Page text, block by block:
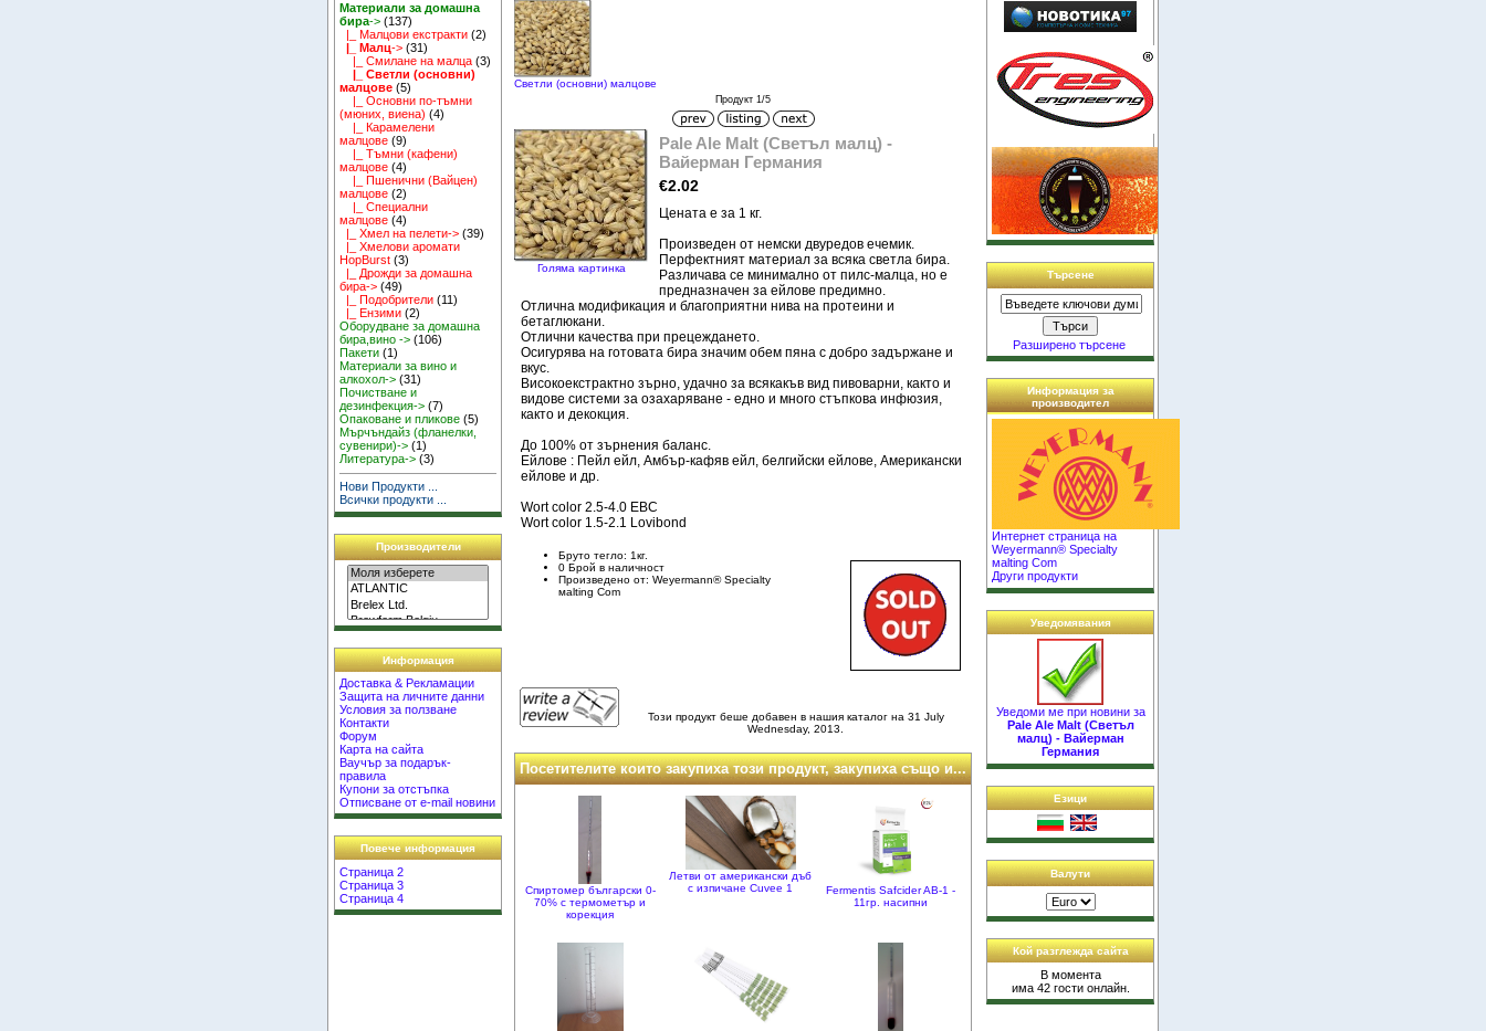
Материали за домашна
бира-> (137)
|_ Малцови екстракти (2)
|_ Малц-> (31)
|_ Смилане на малца (3)
|_ Светли (основни)
малцове (5)
|_ Основни по-тъмни
(мюних, виена) (4)
|_ Карамелени
малцове (9)
|_ Тъмни (кафени)
малцове (4)
|_ Пшенични (Вайцен)
малцове (2)
|_ Специални
малцове (4)
|_ Хмел на пелети-> (39)
|_ Хмелови аромати
HopBurst (3)
|_ Дрожди за домашна
бира-> (49)
|_ Подобрители (11)
|_ Ензими (2)
Оборудване за домашна
бира,вино -> (106)
Пакети (1)
Материали за вино и
алкохол-> (31)
Почистване и
дезинфекция-> (7)
Опаковане и пликове (5)
Мърчъндайз (фланелки,
сувенири)-> (1)
Литература-> (3)
Нови Продукти ...
Всички продукти ...
Производители
Информация
Доставка & Рекламации
Защита на личните данни
Условия за ползване
Контакти
Форум
Карта на сайта
Ваучър за подарък-
правила
Купони за отстъпка
Отписване от e-mail новини
Повече информация
Страница 2
Страница 3
Страница 4
Светли (основни) малцове
Продукт 1/5
Голяма картинка
Pale Ale Malt (Светъл малц) -
Вайерман Германия
€2.02
Цената е за 1 кг.
Произведен от немски двуредов ечемик.
Перфектният материал за всяка светла бира.
Различава се минимално от пилс-малца, но е
предназначен за ейлове предимно.
Отлична модификация и благоприятни нива на протеини и
бетаглюкани.
Отлични качества при прецеждането.
Осигурява на готовата бира значим обем пяна с добро задържане и
вкус.
Високоекстрактно зърно, удачно за всякакъв вид пивоварни, както и
видове системи за озахаряване - едно и много стъпкова инфюзия,
както и декокция.
До 100% от зърнения баланс.
Ейлове : Пейл ейл, Амбър-кафяв ейл, белгийски ейлове, Американски
ейлове и др.
Wort color 2.5-4.0 EBC
Wort color 1.5-2.1 Lovibond
Бруто тегло: 1кг.
0 Брой в наличност
Произведено от: Weyermann® Specialty
маlting Com
Този продукт беше добавен в нашия каталог на 31 July
Wednesday, 2013.
Посетителите които закупиха този продукт, закупиха също и...
Спиртомер български 0-
70% с термометър и
корекция
Летви от американски дъб
с изпичане Cuvee 1
Fermentis Safcider AB-1 -
11гр. насипни
Търсене
Разширено търсене
Информация за
производител
Интернет страница на
Weyermann® Specialty
маlting Com
Други продукти
Уведомявания
Уведоми ме при новини за
Pale Ale Malt (Светъл
малц) - Вайерман
Германия
Езици
Валути
Кой разглежда сайта
В момента
има 42 гости онлайн.